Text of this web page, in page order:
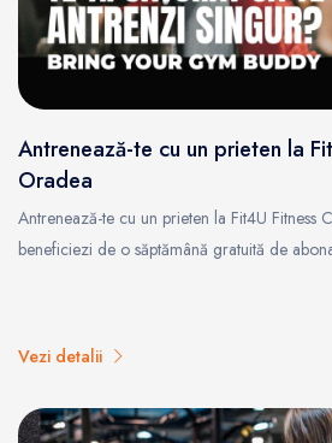
Antrenează-te cu un prieten la
Oradea
Antrenează-te cu un prieten la Fit4U Fitness
beneficiezi de o săptămână gratuită de
Vezi detalii